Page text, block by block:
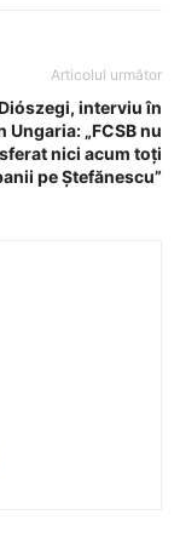
Articolul următor
interviu în
Ungaria: „FCSB nu
nici acum toți
pe Ștefănescu”